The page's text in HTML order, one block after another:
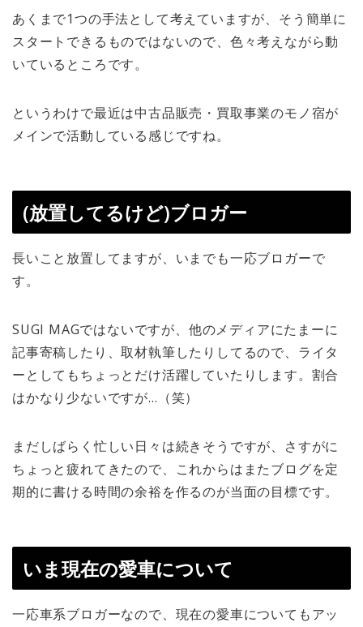
あくまで1つの手法として考えていますが、そう簡単に
スタートできるものではないので、色々考えながら動
いているところです。
というわけで最近は中古品販売・買取事業のモノ宿が
メインで活動している感じですね。
(放置してるけど)ブロガー
長いこと放置してますが、いまでも一応ブロガーで
す。
SUGI MAGではないですが、他のメディアにたまーに
記事寄稿したり、取材執筆したりしてるので、ライタ
ーとしてもちょっとだけ活躍していたりします。割合
はかなり少ないですが…（笑）
まだしばらく忙しい日々は続きそうですが、さすがに
ちょっと疲れてきたので、これからはまたブログを定
期的に書ける時間の余裕を作るのが当面の目標です。
いま現在の愛車について
一応車系ブロガーなので、現在の愛車についてもアッ